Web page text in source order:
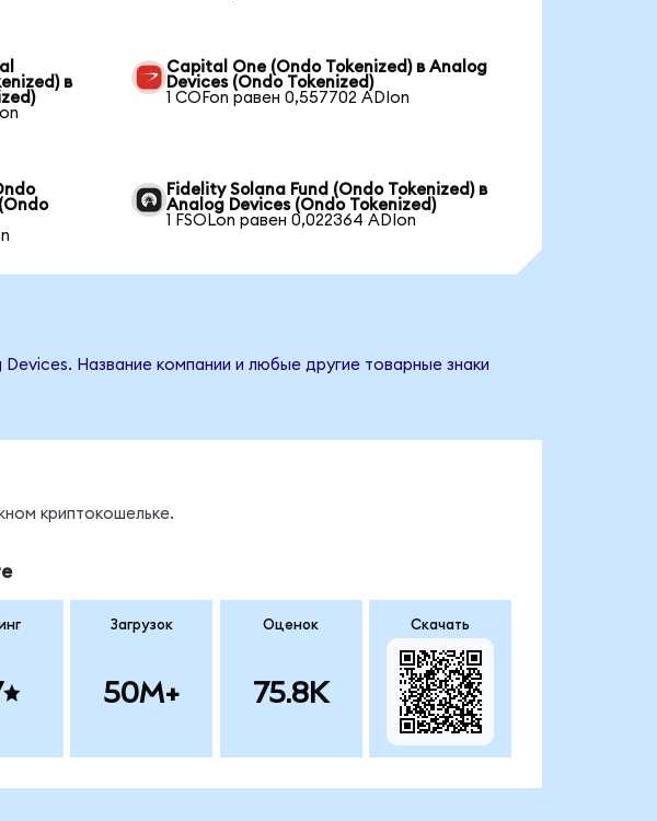
в
Capital One (Ondo Tokenized) в Analog
Devices (Ondo Tokenized)
1 COFon равен 0,557702 ADIon
Fidelity Solana Fund (Ondo Tokenized) в
Analog Devices (Ondo Tokenized)
1 FSOLon равен 0,022364 ADIon
Название компании и любые другие товарные знаки
криптокошельке.
Загрузок
50M+
Оценок
75.8K
Скачать